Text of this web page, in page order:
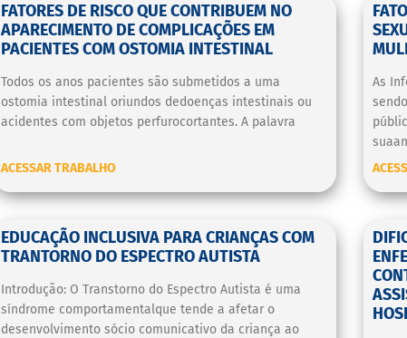
FATORES DE RISCO QUE CONTRIBUEM NO
APARECIMENTO DE COMPLICAÇÕES EM
PACIENTES COM OSTOMIA INTESTINAL
Todos os anos pacientes são submetidos a uma
ostomia intestinal oriundos dedoenças intestinais ou
acidentes com objetos perfurocortantes. A palavra
ACESSAR TRABALHO
As
EDUCAÇÃO INCLUSIVA PARA CRIANÇAS COM
TRANTORNO DO ESPECTRO AUTISTA
Introdução: O Transtorno do Espectro Autista é uma
síndrome comportamentalque tende a afetar o
desenvolvimento sócio comunicativo da criança ao